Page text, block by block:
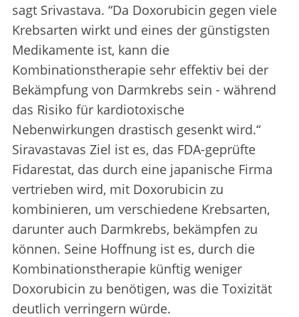
sagt Srivastava. “Da Doxorubicin gegen viele
Krebsarten wirkt und eines der günstigsten
Medikamente ist, kann die
Kombinationstherapie sehr effektiv bei der
Bekämpfung von Darmkrebs sein - während
das Risiko für kardiotoxische
Nebenwirkungen drastisch gesenkt wird.“
Siravastavas Ziel ist es, das FDA-geprüfte
Fidarestat, das durch eine japanische Firma
vertrieben wird, mit Doxorubicin zu
kombinieren, um verschiedene Krebsarten,
darunter auch Darmkrebs, bekämpfen zu
können. Seine Hoffnung ist es, durch die
Kombinationstherapie künftig weniger
Doxorubicin zu benötigen, was die Toxizität
deutlich verringern würde.